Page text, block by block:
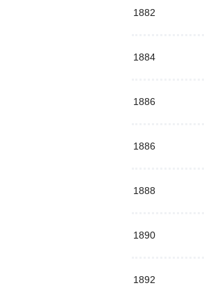
1882
1884
1886
1886
1888
1890
1892